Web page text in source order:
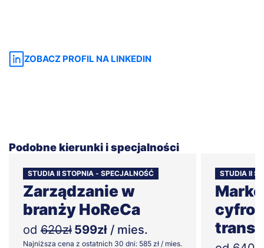
ZOBACZ PROFIL NA LINKEDIN
Podobne kierunki i specjalności
STUDIA II STOPNIA - SPECJALNOŚĆ
Zarządzanie w
branży HoReCa
od 620zł 599zł / mies.
Najniższa cena z ostatnich 30 dni: 585 zł / mies.
STUDIA II